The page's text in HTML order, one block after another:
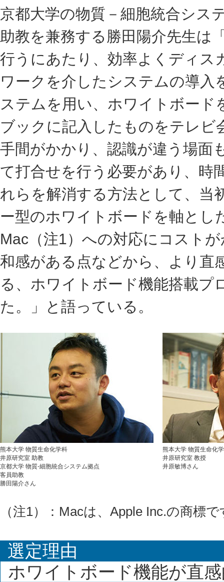
京都大学の物質－細胞統合シス
助教を兼務する勝田陽介先生は
行うにあたり、効率よくディス
ワークを介したシステムの導入
ステムを用い、ホワイトボード
ブックに記入したものをテレ
手間がかかり、認識が違う場面
て打合せを行う必要があり、時
れらを解消する方法として、当
ー型のホワイトボードを軸とし
Mac（注1）への対応にコスト
和感がある点などから、より直
る、ホワイトボード機能搭載プ
た。」と語っている。
熊本大学 物質生命化学科
井原研究室 助教
京都大学 物質-細胞統合システム拠点
客員助教
勝田陽介さん
熊本大学 物質生命化
井原研究室 教授
井原敏博さん
（注1）：Macは、Apple Inc.の商標で
選定理由
ホワイトボード機能が直